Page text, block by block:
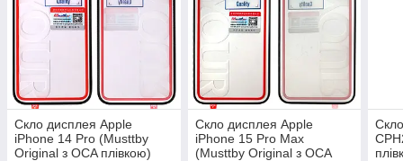
Скло дисплея Apple
iPhone 14 Pro (Musttby
Original з OCA плівкою)
Скло дисплея Apple
iPhone 15 Pro Max
(Musttby Original з OCA